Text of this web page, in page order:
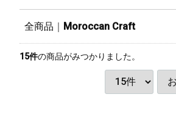
全商品 Moroccan Craft
15件の商品がみつかりました。